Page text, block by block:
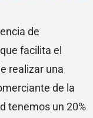
de
facilita el
realizar una
de la
tenemos un 20%